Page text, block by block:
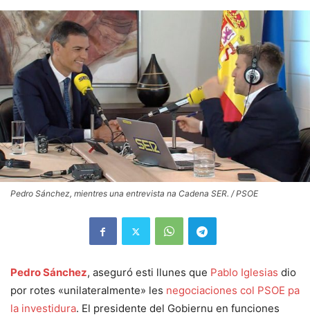
Pedro Sánchez, mientres una entrevista na Cadena SER. / PSOE
Pedro Sánchez, aseguró esti llunes que Pablo Iglesias dio
por rotes «unilateralmente» les negociaciones col PSOE pa
la investidura. El presidente del Gobiernu en funciones